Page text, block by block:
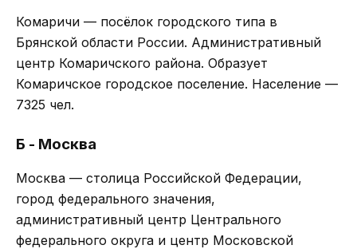
Комаричи — посёлок городского типа в
Брянской области России. Административный
центр Комаричского района. Образует
Комаричское городское поселение. Население —
7325 чел.
Б - Москва
Москва — столица Российской Федерации,
город федерального значения,
административный центр Центрального
федерального округа и центр Московской